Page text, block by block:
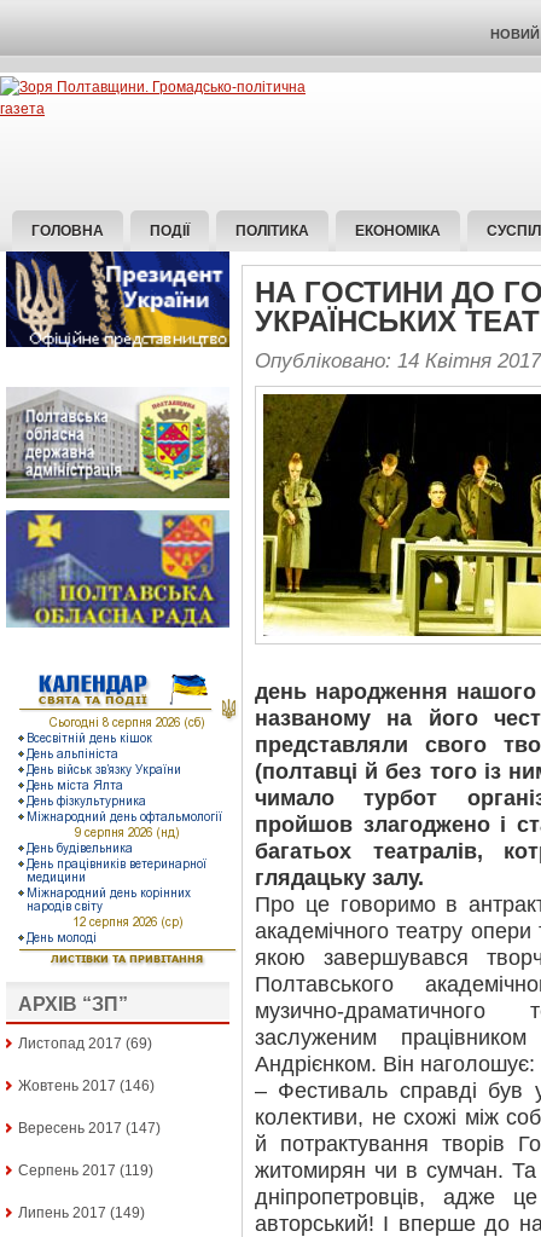
НОВИЙ
ГОЛОВНА ПОДІЇ ПОЛІТИКА ЕКОНОМІКА
АРХІВ “ЗП”
Листопад 2017 (69)
Жовтень 2017 (146)
Вересень 2017 (147)
Серпень 2017 (119)
Липень 2017 (149)
НА ГОСТИНИ ДО
УКРАЇНСЬКИХ
Опубліковано: 14 Квітня 2017
день народження нашого
названому на його
представляли свого
(полтавці й без того із
чимало турбот
пройшов злагоджено і
багатьох театралів,
глядацьку залу.
Про це говоримо в
академічного театру
якою завершувався
Полтавського
музично-
заслуженим
Андрієнком. Він наголошує:
– Фестиваль справді був
колективи, не схожі між
й потрактування творів
житомирян чи в сумчан.
дніпропетровців, адже
авторський! І вперше до